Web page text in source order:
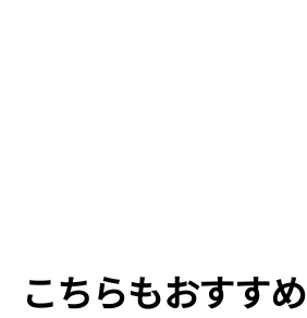
こちらも​​​​おすすめ